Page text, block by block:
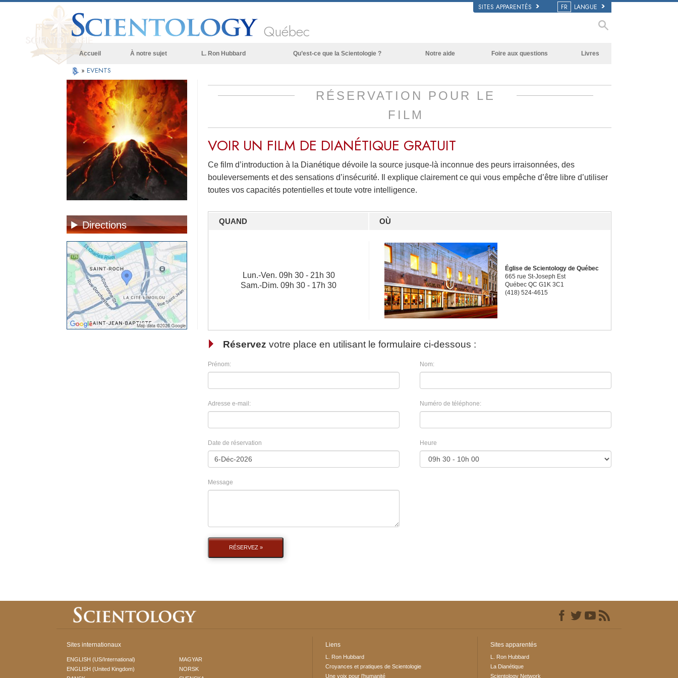
SITES APPARENTÉS FR LANGUE
Québec
Accueil À notre sujet L. Ron Hubbard Qu’est-ce que la Scientologie ?
Credos et Codes de Scientologie
Rencontrez un scientologue
À l’intérieur d’une église
Les principes de base de la Scientologie
La Dianétique : Une introduction
Notre aide Foire aux questions
À l’intérieur d’une église
Livres
Films
» EVENTS
RÉSERVATION POUR LE
FILM
VOIR UN FILM DE DIANÉTIQUE GRATUIT
Ce film d’introduction à la Dianétique dévoile la source jusque-là inconnue des peurs irraisonnées, des
bouleversements et des sensations d’insécurité. Il explique clairement ce qui vous empêche d’être libre d’utiliser
toutes vos capacités potentielles et toute votre intelligence.
QUAND OÙ
Lun.-Ven. 09h 30 - 21h 30
Sam.-Dim. 09h 30 - 17h 30
Église de Scientology de Québec
665 rue St-Joseph Est
Québec QC G1K 3C1
(418) 524-4615
Réservez votre place en utilisant le formulaire ci-dessous :
Prénom: Nom:
Adresse e-mail: Numéro de téléphone:
Date de réservation Heure
Message
RÉSERVEZ »
Directions
Sites internationaux
ENGLISH (US/International)
ENGLISH (United Kingdom)
MAGYAR
NORSK
Liens
L. Ron Hubbard
Croyances et pratiques de Scientologie
Une voix pour l’humanité
Sites apparentés
L. Ron Hubbard
La Dianétique
Scientology Network